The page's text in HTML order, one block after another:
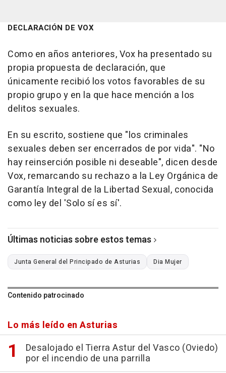
DECLARACIÓN DE VOX
Como en años anteriores, Vox ha presentado su
propia propuesta de declaración, que
únicamente recibió los votos favorables de su
propio grupo y en la que hace mención a los
delitos sexuales.
En su escrito, sostiene que "los criminales
sexuales deben ser encerrados de por vida". "No
hay reinserción posible ni deseable", dicen desde
Vox, remarcando su rechazo a la Ley Orgánica de
Garantía Integral de la Libertad Sexual, conocida
como ley del 'Solo sí es sí'.
Últimas noticias sobre estos temas
Junta General del Principado de Asturias Dia Mujer
Contenido patrocinado
Lo más leído en Asturias
Desalojado el Tierra Astur del Vasco (Oviedo)
por el incendio de una parrilla